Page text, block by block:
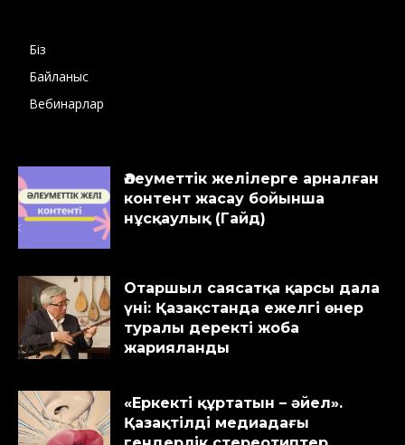
Біз
Байланыс
Вебинарлар
Әлеуметтік желілерге арналған
контент жасау бойынша
нұсқаулық (Гайд)
Отаршыл саясатқа қарсы дала
үні: Қазақстанда ежелгі өнер
туралы деректі жоба
жарияланды
«Еркекті құртатын – әйел».
Қазақтілді медиадағы